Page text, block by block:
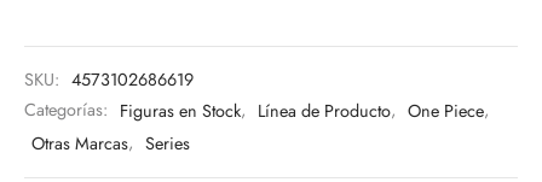
SKU: 4573102686619
Categorías: Figuras en Stock, Línea de Producto, One Piece,
Otras Marcas, Series